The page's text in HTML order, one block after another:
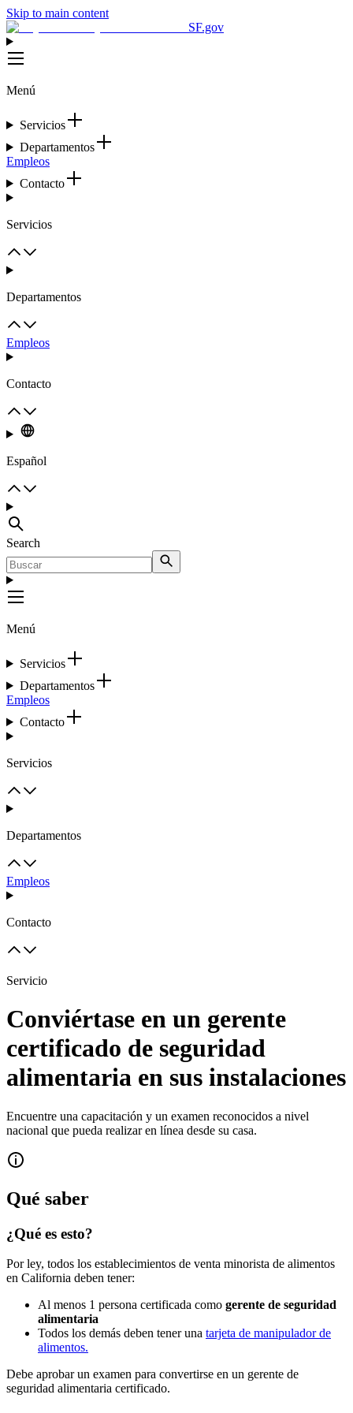
Skip to main content
SF.gov
Menú
Servicios
Departamentos
Empleos
Contacto
Servicios
Departamentos
Empleos
Contacto
Español
Search
Menú
Servicios
Departamentos
Empleos
Contacto
Servicios
Departamentos
Empleos
Contacto
Servicio
Conviértase en un gerente
certificado de seguridad
alimentaria en sus instalaciones
Encuentre una capacitación y un examen reconocidos a nivel
nacional que pueda realizar en línea desde su casa.
Qué saber
¿Qué es esto?
Por ley, todos los establecimientos de venta minorista de alimentos
en California deben tener:
Al menos 1 persona certificada como gerente de seguridad
alimentaria
Todos los demás deben tener una tarjeta de manipulador de
alimentos.
Debe aprobar un examen para convertirse en un gerente de
seguridad alimentaria certificado.